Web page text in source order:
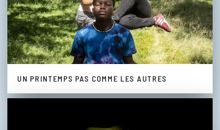
UN PRINTEMPS PAS COMME LES AUTRES